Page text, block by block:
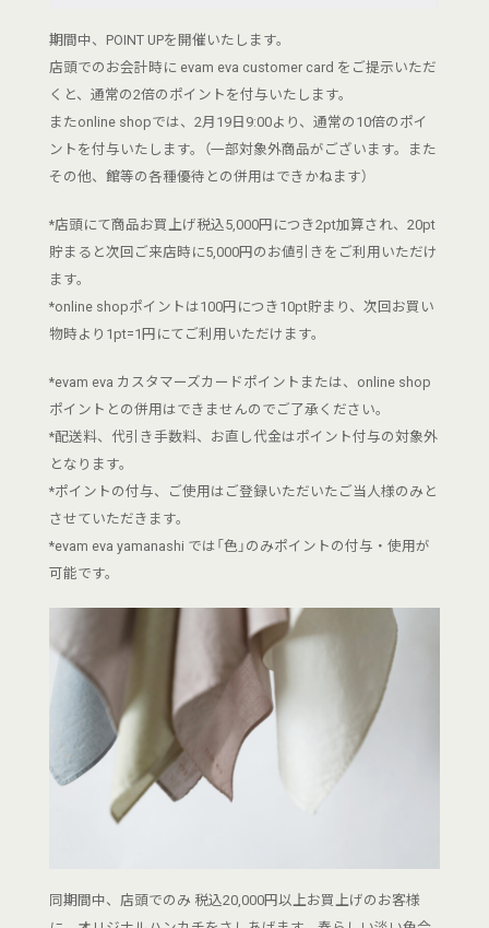
期間中、POINT UPを開催いたします。
店頭でのお会計時に evam eva customer card をご提示いただ
くと、通常の2倍のポイントを付与いたします。
またonline shopでは、2月19日9:00より、通常の10倍のポイ
ントを付与いたします。（一部対象外商品がございます。また
その他、館等の各種優待との併用はできかねます）
*店頭にて商品お買上げ税込5,000円につき2pt加算され、20pt
貯まると次回ご来店時に5,000円のお値引きをご利用いただけ
ます。
*online shopポイントは100円につき10pt貯まり、次回お買い
物時より1pt=1円にてご利用いただけます。
*evam eva カスタマーズカードポイントまたは、online shop
ポイントとの併用はできませんのでご了承ください。
*配送料、代引き手数料、お直し代金はポイント付与の対象外
となります。
*ポイントの付与、ご使用はご登録いただいたご当人様のみと
させていただきます。
*evam eva yamanashi では「色」のみポイントの付与・使用が
可能です。
同期間中、店頭でのみ 税込20,000円以上お買上げのお客様